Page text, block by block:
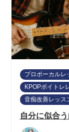
プロボーカルレ
KPOPボイトレ
音痴改善レッス
自分に似合